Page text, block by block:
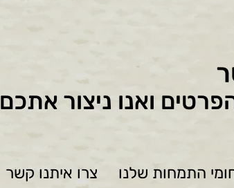
ואנו ניצור אתכם
התמחות שלנו צרו איתנו קשר